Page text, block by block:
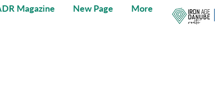
Magazine New Page More